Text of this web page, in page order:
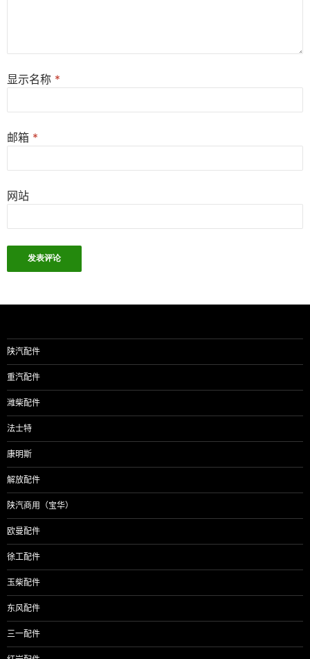
显示名称 *
邮箱 *
网站
陕汽配件
重汽配件
潍柴配件
法士特
康明斯
解放配件
陕汽商用（宝华）
欧曼配件
徐工配件
玉柴配件
东风配件
三一配件